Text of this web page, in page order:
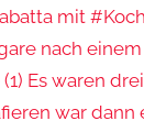
mit
nach einem
Es waren
war dann